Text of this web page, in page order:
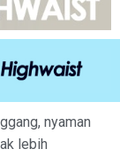
nyaman
lebih